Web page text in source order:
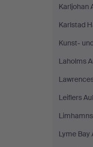
Karljohan
Karlstad
Kunst-
Laholms
Leiflers
Lyme Bay